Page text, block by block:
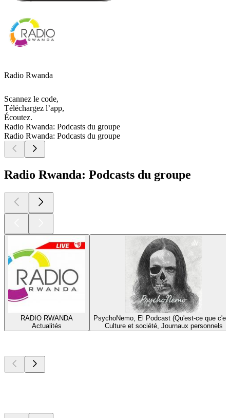
Radio Rwanda
Scannez le code,
Téléchargez l’app,
Écoutez.
Radio Rwanda: Podcasts du groupe
Radio Rwanda: Podcasts du groupe
Radio Rwanda: Podcasts du groupe
RADIO RWANDA
Actualités
PsychoNemo, El Podcast (Qu'est-ce que
Culture et société, Journaux personnels